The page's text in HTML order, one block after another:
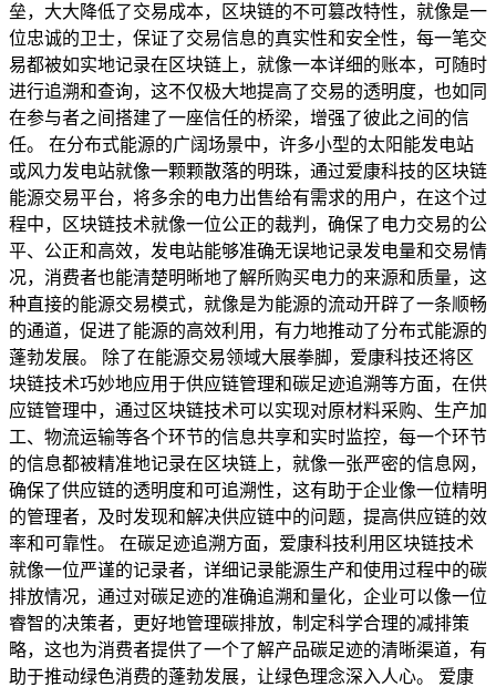
垒，大大降低了交易成本，区块链的不可篡改特性，就像是一
位忠诚的卫士，保证了交易信息的真实性和安全性，每一笔交
易都被如实地记录在区块链上，就像一本详细的账本，可随时
进行追溯和查询，这不仅极大地提高了交易的透明度，也如同
在参与者之间搭建了一座信任的桥梁，增强了彼此之间的信
任。 在分布式能源的广阔场景中，许多小型的太阳能发电站
或风力发电站就像一颗颗散落的明珠，通过爱康科技的区块链
能源交易平台，将多余的电力出售给有需求的用户，在这个过
程中，区块链技术就像一位公正的裁判，确保了电力交易的公
平、公正和高效，发电站能够准确无误地记录发电量和交易情
况，消费者也能清楚明晰地了解所购买电力的来源和质量，这
种直接的能源交易模式，就像是为能源的流动开辟了一条顺畅
的通道，促进了能源的高效利用，有力地推动了分布式能源的
蓬勃发展。 除了在能源交易领域大展拳脚，爱康科技还将区
块链技术巧妙地应用于供应链管理和碳足迹追溯等方面，在供
应链管理中，通过区块链技术可以实现对原材料采购、生产加
工、物流运输等各个环节的信息共享和实时监控，每一个环节
的信息都被精准地记录在区块链上，就像一张严密的信息网，
确保了供应链的透明度和可追溯性，这有助于企业像一位精明
的管理者，及时发现和解决供应链中的问题，提高供应链的效
率和可靠性。 在碳足迹追溯方面，爱康科技利用区块链技术
就像一位严谨的记录者，详细记录能源生产和使用过程中的碳
排放情况，通过对碳足迹的准确追溯和量化，企业可以像一位
睿智的决策者，更好地管理碳排放，制定科学合理的减排策
略，这也为消费者提供了一个了解产品碳足迹的清晰渠道，有
助于推动绿色消费的蓬勃发展，让绿色理念深入人心。 爱康